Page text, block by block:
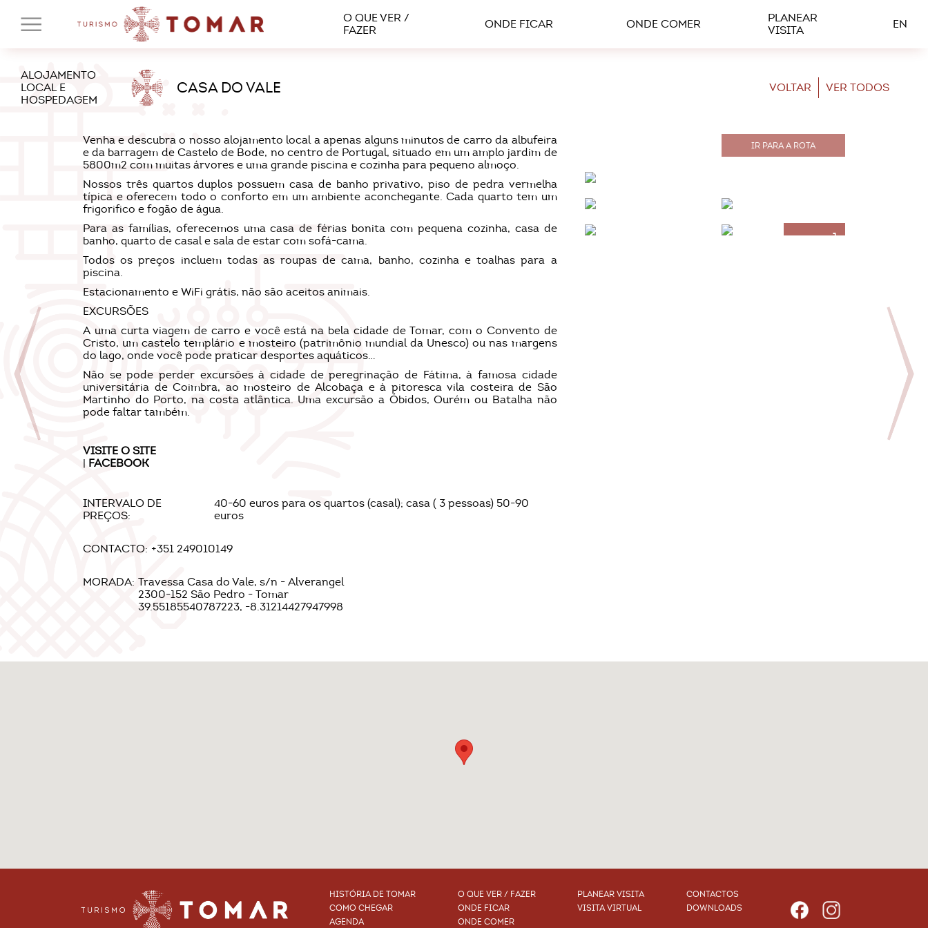
O QUE VER /
FAZER
ONDE FICAR ONDE COMER
PLANEAR
VISITA
EN
ALOJAMENTO
LOCAL E
HOSPEDAGEM
CASA DO VALE VOLTAR VER TODOS
Venha e descubra o nosso alojamento local a apenas alguns minutos de carro da albufeira
e da barragem de Castelo de Bode, no centro de Portugal, situado em um amplo jardim de
5800m2 com muitas árvores e uma grande piscina e cozinha para pequeno almoço.
Nossos três quartos duplos possuem casa de banho privativo, piso de pedra vermelha
típica e oferecem todo o conforto em um ambiente aconchegante. Cada quarto tem um
frigorifico e fogão de água.
Para as famílias, oferecemos uma casa de férias bonita com pequena cozinha, casa de
banho, quarto de casal e sala de estar com sofá-cama.
Todos os preços incluem todas as roupas de cama, banho, cozinha e toalhas para a
piscina.
Estacionamento e WiFi grátis, não são aceitos animais.
EXCURSÕES
A uma curta viagem de carro e você está na bela cidade de Tomar, com o Convento de
Cristo, um castelo templário e mosteiro (patrimônio mundial da Unesco) ou nas margens
do lago, onde você pode praticar desportes aquáticos…
Não se pode perder excursões à cidade de peregrinação de Fátima, à famosa cidade
universitária de Coimbra, ao mosteiro de Alcobaça e à pitoresca vila costeira de São
Martinho do Porto, na costa atlântica. Uma excursão a Óbidos, Ourém ou Batalha não
pode faltar também.
VISITE O SITE
| FACEBOOK
INTERVALO DE
PREÇOS:
40-60 euros para os quartos (casal); casa ( 3 pessoas) 50-90
euros
CONTACTO: +351 249010149
MORADA: Travessa Casa do Vale, s/n - Alverangel
2300-152 São Pedro - Tomar
39.55185540787223, -8.31214427947998
IR PARA A ROTA
+1
HISTÓRIA DE TOMAR
COMO CHEGAR
AGENDA
O QUE VER / FAZER
ONDE FICAR
ONDE COMER
PLANEAR VISITA
VISITA VIRTUAL
CONTACTOS
DOWNLOADS